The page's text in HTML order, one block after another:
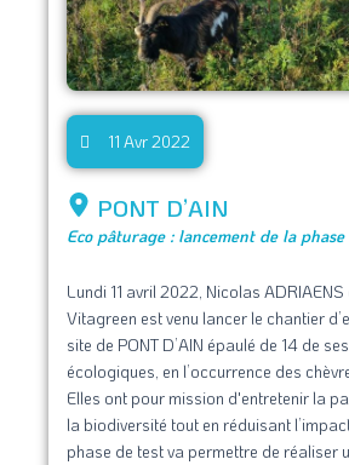
11 Avr 2022
PONT D’AIN
Eco pâturage : lancement de la
Lundi 11 avril 2022, Nicolas
Vitagreen est venu lancer le chantier
site de PONT D’AIN épaulé de 14 de
écologiques, en l’occurrence des
Elles ont pour mission d'entretenir la
la biodiversité tout en réduisant
phase de test va permettre de réaliser